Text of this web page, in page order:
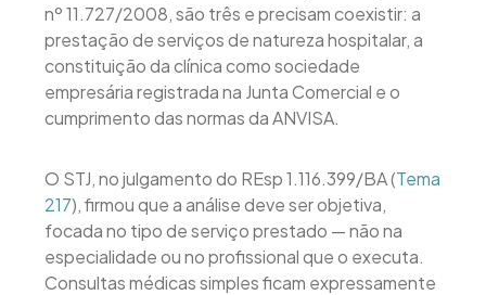
nº 11.727/2008, são três e precisam coexistir: a
prestação de serviços de natureza hospitalar, a
constituição da clínica como sociedade
empresária registrada na Junta Comercial e o
cumprimento das normas da ANVISA.
O STJ, no julgamento do REsp 1.116.399/BA (Tema
217), firmou que a análise deve ser objetiva,
focada no tipo de serviço prestado — não na
especialidade ou no profissional que o executa.
Consultas médicas simples ficam expressamente